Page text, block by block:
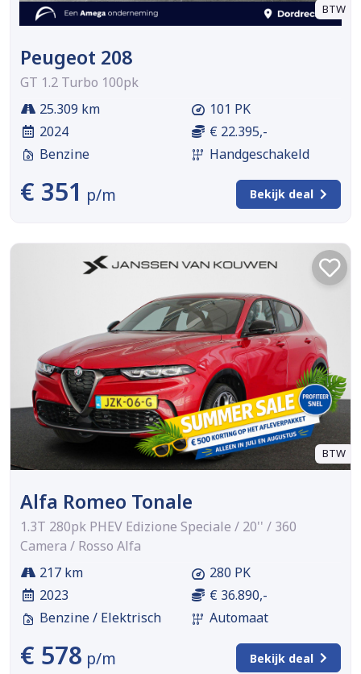
BTW
Peugeot 208
GT 1.2 Turbo 100pk
25.309 km
2024
Benzine
101 PK
€ 22.395,-
Handgeschakeld
€ 351 p/m Bekijk deal
BTW
Alfa Romeo Tonale
1.3T 280pk PHEV Edizione Speciale / 20'' / 360
Camera / Rosso Alfa
217 km
2023
Benzine / Elektrisch
280 PK
€ 36.890,-
Automaat
€ 578 p/m Bekijk deal